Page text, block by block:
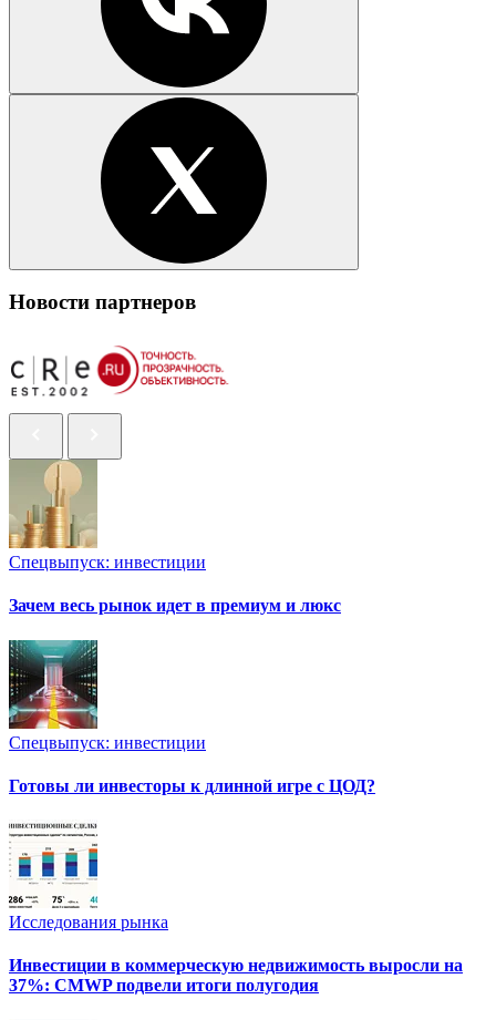
Новости партнеров
Спецвыпуск: инвестиции
Зачем весь рынок идет в премиум и люкс
Спецвыпуск: инвестиции
Готовы ли инвесторы к длинной игре с ЦОД?
Исследования рынка
Инвестиции в коммерческую недвижимость выросли на
37%: CMWP подвели итоги полугодия